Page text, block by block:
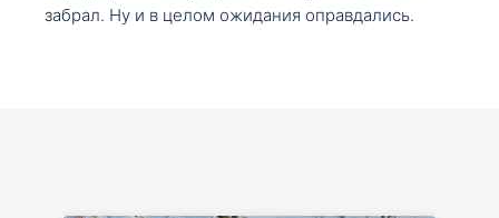
забрал. Ну и в целом ожидания оправдались.